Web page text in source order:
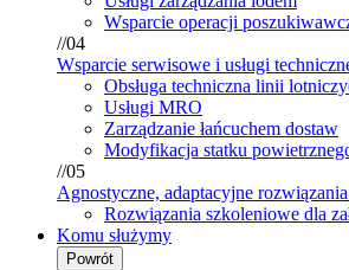
Wsparcie operacji
//04
Wsparcie serwisowe i usługi
Obsługa techniczna linii
Usługi MRO
Zarządzanie łańcuchem dostaw
Modyfikacja statku
//05
Agnostyczne, adaptacyjne
Rozwiązania szkoleniowe dla
Komu służymy
Powrót